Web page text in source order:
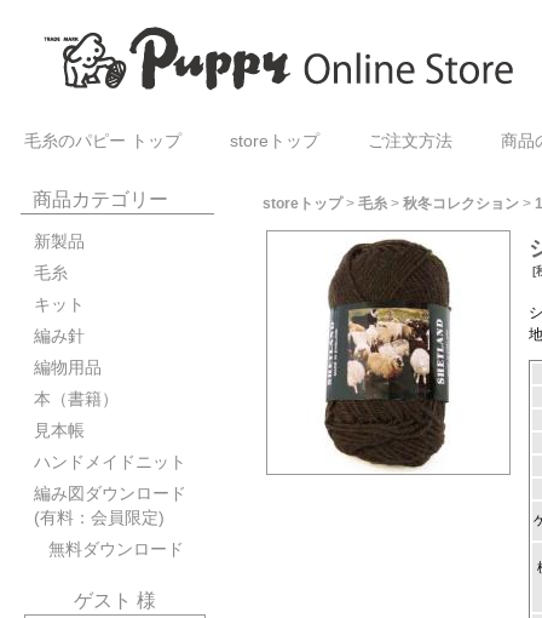
毛糸のパピー トップ storeトップ ご注文方法 商品
商品カテゴリー
新製品
毛糸
キット
編み針
編物用品
本（書籍）
見本帳
ハンドメイドニット
編み図ダウンロード
(有料：会員限定)
無料ダウンロード
ゲスト 様
storeトップ> 毛糸 > 秋冬コレクション >
[